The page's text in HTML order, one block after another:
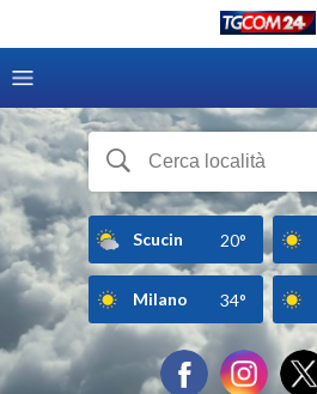
Scucin 20°
Milano 34°